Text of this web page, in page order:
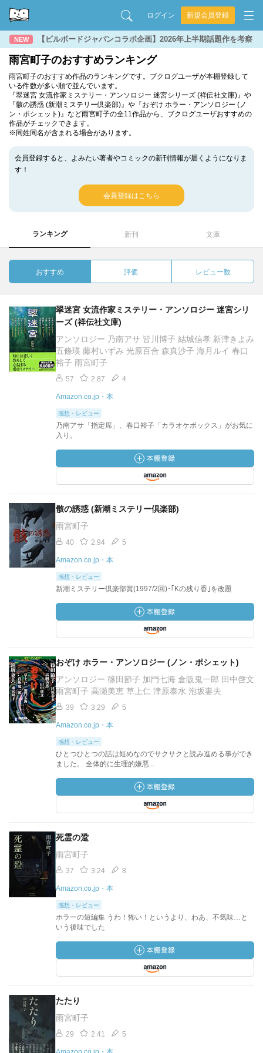
ログイン 新規会員登録
NEW 【ビルボードジャパンコラボ企画】2026年上半期話題作を考察
雨宮町子のおすすめランキング
雨宮町子のおすすめ作品のランキングです。ブクログユーザが本棚登録して
いる件数が多い順で並んでいます。
『翠迷宮 女流作家ミステリー・アンソロジー 迷宮シリーズ (祥伝社文庫)』や
『骸の誘惑 (新潮ミステリー倶楽部)』や『おぞけ ホラー・アンソロジー (ノ
ン・ポシェット)』など雨宮町子の全11作品から、ブクログユーザおすすめの
作品がチェックできます。
※同姓同名が含まれる場合があります。
会員登録すると、よみたい著者やコミックの新刊情報が届くようになりま
す！
会員登録はこちら
ランキング 新刊 文庫
おすすめ 評価 レビュー数
翠迷宮 女流作家ミステリー・アンソロジー 迷宮シリ
ーズ (祥伝社文庫)
アンソロジー 乃南アサ 皆川博子 結城信孝 新津きよみ
五條瑛 藤村いずみ 光原百合 森真沙子 海月ルイ 春口
裕子 雨宮町子
57 2.87 4
Amazon.co.jp・本
感想・レビュー
乃南アサ「指定席」、春口裕子「カラオケボックス」がお気に
入り。
骸の誘惑 (新潮ミステリー倶楽部)
雨宮町子
40 2.94 5
Amazon.co.jp・本
感想・レビュー
新潮ミステリー倶楽部賞(1997/2回)･｢Kの残り香｣を改題
おぞけ ホラー・アンソロジー (ノン・ポシェット)
アンソロジー 篠田節子 加門七海 倉阪鬼一郎 田中啓文
雨宮町子 高瀬美恵 草上仁 津原泰水 泡坂妻夫
39 3.29 5
Amazon.co.jp・本
感想・レビュー
ひとつひとつの話は短めなのでサクサクと読み進める事ができ
ました。 全体的に生理的嫌悪...
死霊の跫
雨宮町子
37 3.24 8
Amazon.co.jp・本
感想・レビュー
ホラーの短編集 うわ！怖い！というより、わあ、不気味…と
いう後味でした
たたり
雨宮町子
29 2.41 5